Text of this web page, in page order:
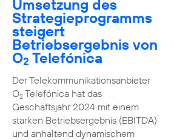
Umsetzung des
Strategieprogramms
steigert
Betriebsergebnis von
O2 Telefónica
Der Telekommunikationsanbieter
O2Telefónica hat das
Geschäftsjahr 2024 mit einem
starken Betriebsergebnis (EBITDA)
und anhaltend dynamischem